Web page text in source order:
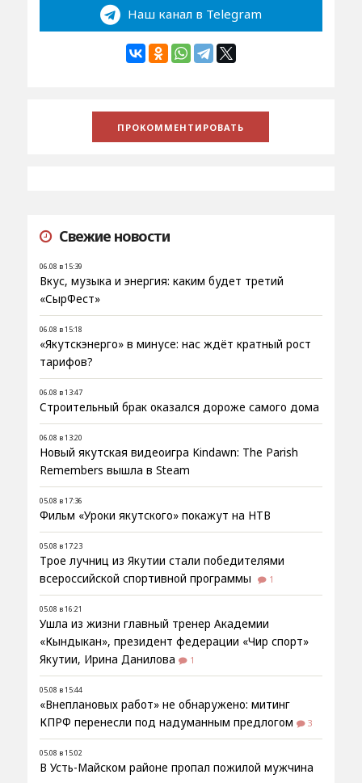
Наш канал в Telegram
Свежие новости
06.08 в 15:39
Вкус, музыка и энергия: каким будет третий
«СырФест»
06.08 в 15:18
«Якутскэнерго» в минусе: нас ждёт кратный рост
тарифов?
06.08 в 13:47
Строительный брак оказался дороже самого дома
06.08 в 13:20
Новый якутская видеоигра Kindawn: The Parish
Remembers вышла в Steam
05.08 в 17:36
Фильм «Уроки якутского» покажут на НТВ
05.08 в 17:23
Трое лучниц из Якутии стали победителями
всероссийской спортивной программы
1
05.08 в 16:21
Ушла из жизни главный тренер Академии
«Кындыкан», президент федерации «Чир спорт»
Якутии, Ирина Данилова
1
05.08 в 15:44
«Внеплановых работ» не обнаружено: митинг
КПРФ перенесли под надуманным предлогом
3
05.08 в 15:02
В Усть-Майском районе пропал пожилой мужчина